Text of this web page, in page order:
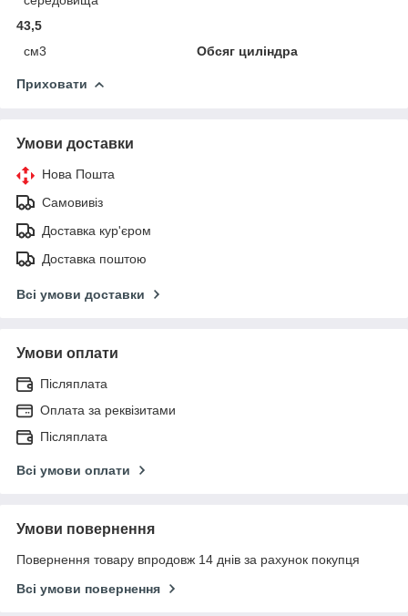
43,5
см3
Обсяг циліндра
Приховати
Умови доставки
Нова Пошта
Самовивіз
Доставка кур'єром
Доставка поштою
Всі умови доставки
Умови оплати
Післяплата
Оплата за реквізитами
Післяплата
Всі умови оплати
Умови повернення
Повернення товару впродовж 14 днів за рахунок покупця
Всі умови повернення